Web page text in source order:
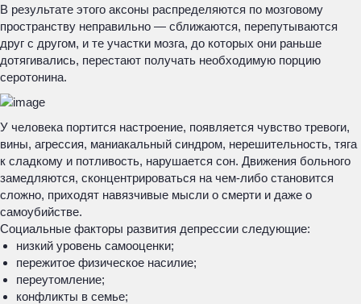
В результате этого аксоны распределяются по мозговому
пространству неправильно — сближаются, перепутываются
друг с другом, и те участки мозга, до которых они раньше
дотягивались, перестают получать необходимую порцию
серотонина.
У человека портится настроение, появляется чувство тревоги,
вины, агрессия, маниакальный синдром, нерешительность, тяга
к сладкому и потливость, нарушается сон. Движения больного
замедляются, сконцентрироваться на чем-либо становится
сложно, приходят навязчивые мысли о смерти и даже о
самоубийстве.
Социальные факторы развития депрессии следующие:
низкий уровень самооценки;
пережитое физическое насилие;
переутомление;
конфликты в семье;